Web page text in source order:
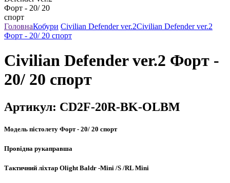
ГоловнаКобури Civilian Defender ver.2Civilian Defender ver.2
Форт - 20/ 20 спорт
Civilian Defender ver.2 Форт -
20/ 20 спорт
Артикул: CD2F-20R-BK-OLBM
Модель пістолету Форт - 20/ 20 спорт
Провідна рукаправша
Тактичний ліхтар Olight Baldr -Mini /S /RL Mini